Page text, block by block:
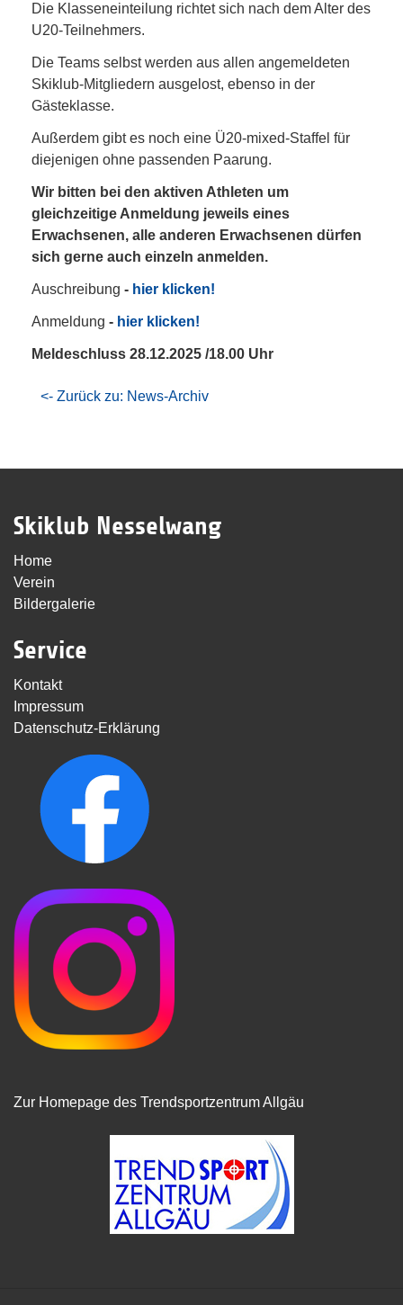
Die Klasseneinteilung richtet sich nach dem Alter des
U20-Teilnehmers.
Die Teams selbst werden aus allen angemeldeten
Skiklub-Mitgliedern ausgelost, ebenso in der
Gästeklasse.
Außerdem gibt es noch eine Ü20-mixed-Staffel für
diejenigen ohne passenden Paarung.
Wir bitten bei den aktiven Athleten um
gleichzeitige Anmeldung jeweils eines
Erwachsenen, alle anderen Erwachsenen dürfen
sich gerne auch einzeln anmelden.
Auschreibung - hier klicken!
Anmeldung - hier klicken!
Meldeschluss 28.12.2025 /18.00 Uhr
<- Zurück zu: News-Archiv
Skiklub Nesselwang
Home
Verein
Bildergalerie
Service
Kontakt
Impressum
Datenschutz-Erklärung
Zur Homepage des Trendsportzentrum Allgäu